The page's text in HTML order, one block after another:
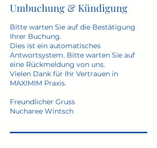
Umbuchung & Kündigung
Bitte warten Sie auf die Bestätigung
Ihrer Buchung.
Dies ist ein automatisches
Antwortsystem. Bitte warten Sie auf
eine Rückmeldung von uns.
Vielen Dank für Ihr Vertrauen in
MAXIMIM Praxis.
Freundlicher Gruss
Nucharee Wintsch